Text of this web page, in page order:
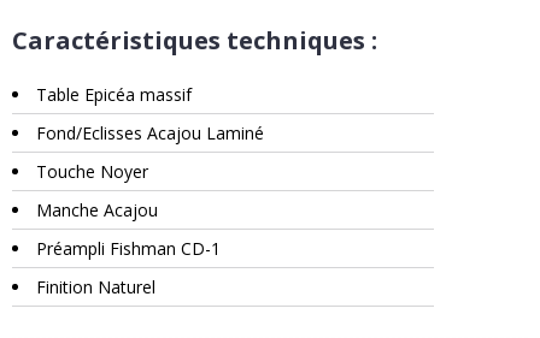
Caractéristiques techniques :
Table Epicéa massif
Fond/Eclisses Acajou Laminé
Touche Noyer
Manche Acajou
Préampli Fishman CD-1
Finition Naturel